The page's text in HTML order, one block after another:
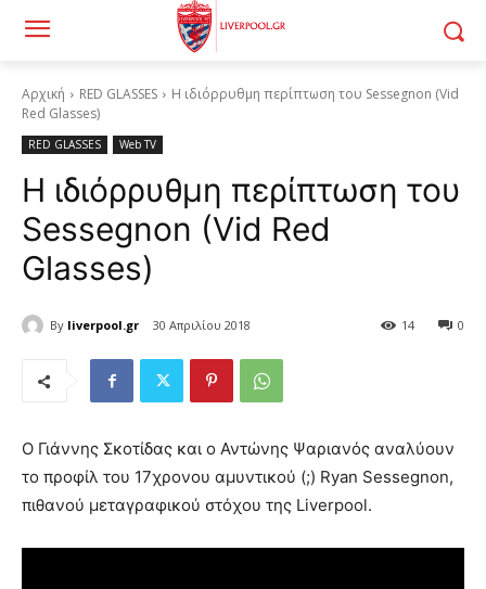
Αρχική RED GLASSES
Η ιδιόρρυθμη περίπτωση του Sessegnon (Vid
Red Glasses)
RED GLASSES Web TV
Η ιδιόρρυθμη περίπτωση του
Sessegnon (Vid Red
Glasses)
By liverpool.gr 30 Απριλίου 2018 0
14
Ο Γιάννης Σκοτίδας και ο Αντώνης Ψαριανός αναλύουν
το προφίλ του 17χρονου αμυντικού (;) Ryan Sessegnon,
πιθανού μεταγραφικού στόχου της Liverpool.